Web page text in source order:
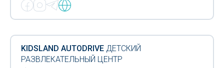
KIDSLAND AUTODRIVE ДЕТСКИЙ
РАЗВЛЕКАТЕЛЬНЫЙ ЦЕНТР